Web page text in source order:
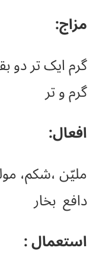
مزاج:
گرم ایک تر دو
گرم و تر
افعال:
ملیّن ،شکم،
دافع بخار
استعمال :